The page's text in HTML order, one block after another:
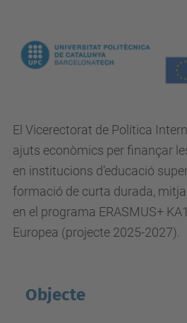
El Vicerectorat de Política
ajuts econòmics per finançar
en institucions d’educació
formació de curta durada,
en el programa ERASMUS+
Europea (projecte 2025-2027).
Objecte